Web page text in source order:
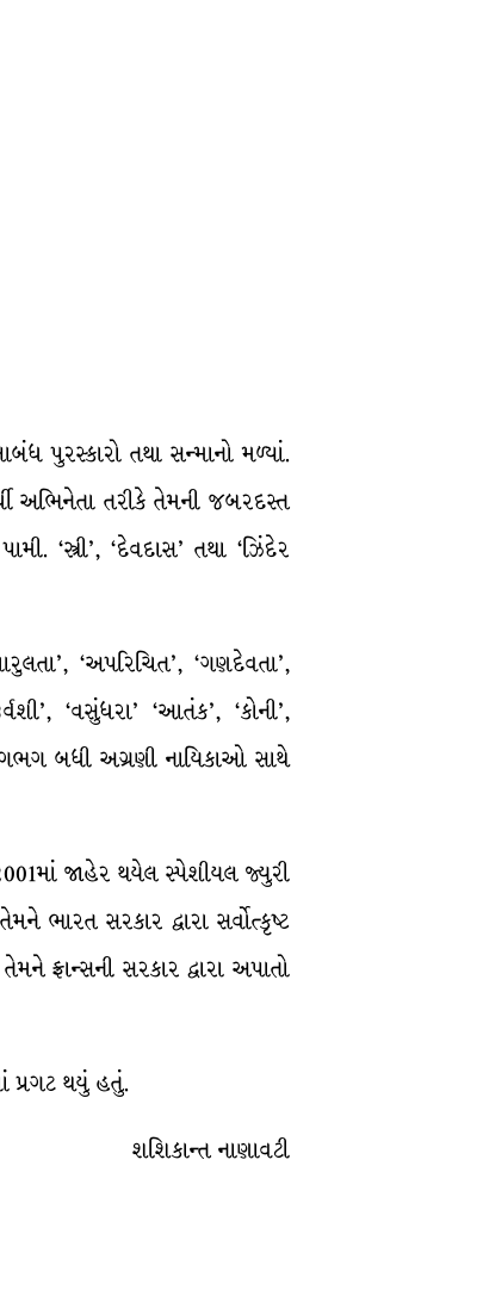
પુરસ્કારો તથા સન્માનો મળ્યાં.
અભિનેતા તરીકે તેમની જબરદસ્ત
‘સ્ત્રી’, ‘દેવદાસ’ તથા ‘ઝિંદેર
‘અપરિચિત’, ‘ગણદેવતા’,
‘વસુંધરા’ ‘આતંક’, ‘કોની’,
બધી અગ્રણી નાયિકાઓ સાથે
જાહેર થયેલ સ્પેશીયલ જ્યુરી
ભારત સરકાર દ્વારા સર્વોત્કૃષ્ટ
ફ્રાન્સની સરકાર દ્વારા અપાતો
પ્રગટ થયું હતું.
શશિકાન્ત નાણાવટી